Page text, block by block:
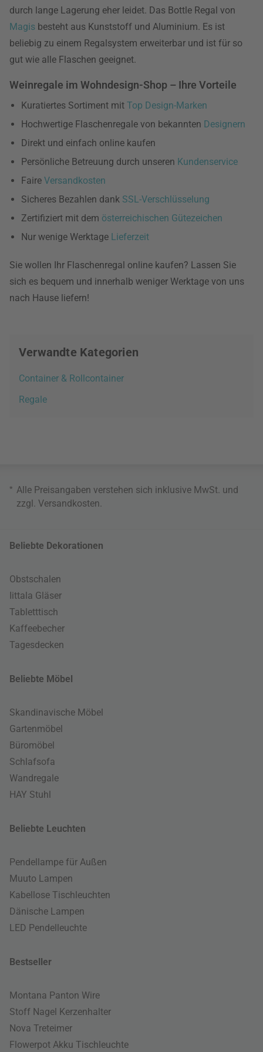
durch lange Lagerung eher leidet. Das Bottle Regal von
Magis besteht aus Kunststoff und Aluminium. Es ist
beliebig zu einem Regalsystem erweiterbar und ist für so
gut wie alle Flaschen geeignet.
Weinregale im Wohndesign-Shop – Ihre Vorteile
Kuratiertes Sortiment mit Top Design-Marken
Hochwertige Flaschenregale von bekannten Designern
Direkt und einfach online kaufen
Persönliche Betreuung durch unseren Kundenservice
Faire Versandkosten
Sicheres Bezahlen dank SSL-Verschlüsselung
Zertifiziert mit dem österreichischen Gütezeichen
Nur wenige Werktage Lieferzeit
Sie wollen Ihr Flaschenregal online kaufen? Lassen Sie
sich es bequem und innerhalb weniger Werktage von uns
nach Hause liefern!
Verwandte Kategorien
Container & Rollcontainer
Regale
* Alle Preisangaben verstehen sich inklusive MwSt. und
zzgl. Versandkosten.
Beliebte Dekorationen
Obstschalen
Iittala Gläser
Tabletttisch
Kaffeebecher
Tagesdecken
Beliebte Möbel
Skandinavische Möbel
Gartenmöbel
Büromöbel
Schlafsofa
Wandregale
HAY Stuhl
Beliebte Leuchten
Pendellampe für Außen
Muuto Lampen
Kabellose Tischleuchten
Dänische Lampen
LED Pendelleuchte
Bestseller
Montana Panton Wire
Stoff Nagel Kerzenhalter
Nova Treteimer
Flowerpot Akku Tischleuchte